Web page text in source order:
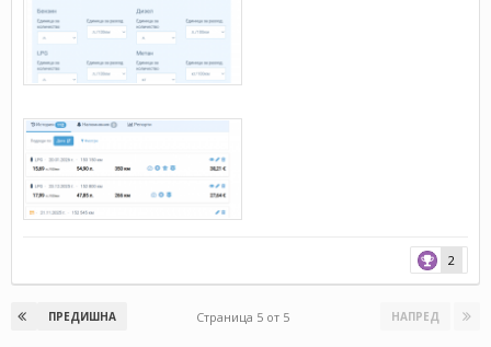
2
ПРЕДИШНА НАПРЕД
Страница 5 от 5